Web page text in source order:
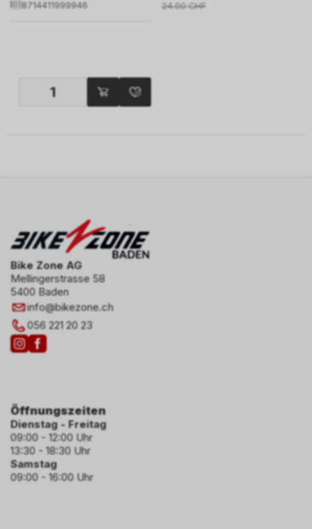
8714411999946 24.00 CHF
Bike Zone AG
Mellingerstrasse 58
5400 Baden
info@bikezone.ch
056 221 20 23
Öffnungszeiten
Dienstag - Freitag
09:00 - 12:00 Uhr
13:30 - 18:30 Uhr
Samstag
09:00 - 16:00 Uhr